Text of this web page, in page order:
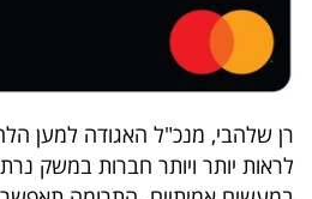
רן שלהבי, מנכ"ל האגודה למען
לראות יותר ויותר חברות במשק